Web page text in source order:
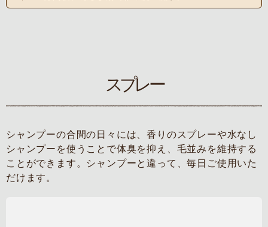
スプレー
シャンプーの合間の日々には、香りのスプレーや水なし
シャンプーを使うことで体臭を抑え、毛並みを維持する
ことができます。シャンプーと違って、毎日ご使用いた
だけます。